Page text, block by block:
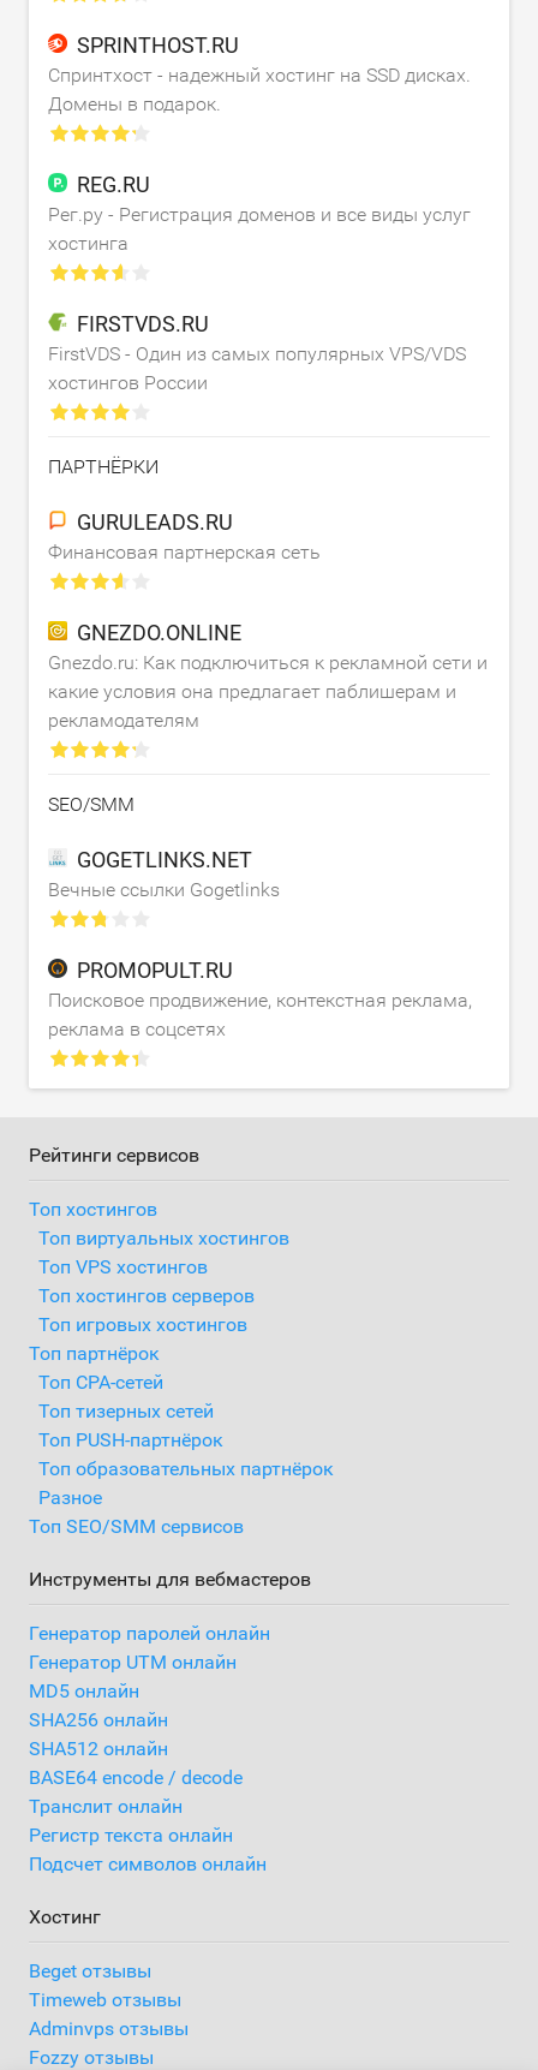
SPRINTHOST.RU
Спринтхост - надежный хостинг на SSD дисках.
Домены в подарок.
REG.RU
Рег.ру - Регистрация доменов и все виды услуг
хостинга
FIRSTVDS.RU
FirstVDS - Один из самых популярных VPS/VDS
хостингов России
ПАРТНЁРКИ
GURULEADS.RU
Финансовая партнерская сеть
GNEZDO.ONLINE
Gnezdo.ru: Как подключиться к рекламной сети и
какие условия она предлагает паблишерам и
рекламодателям
SEO/SMM
GOGETLINKS.NET
Вечные ссылки Gogetlinks
PROMOPULT.RU
Поисковое продвижение, контекстная реклама,
реклама в соцсетях
Рейтинги сервисов
Топ хостингов
Топ виртуальных хостингов
Топ VPS хостингов
Топ хостингов серверов
Топ игровых хостингов
Топ партнёрок
Топ CPA-сетей
Топ тизерных сетей
Топ PUSH-партнёрок
Топ образовательных партнёрок
Разное
Топ SEO/SMM сервисов
Инструменты для вебмастеров
Генератор паролей онлайн
Генератор UTM онлайн
MD5 онлайн
SHA256 онлайн
SHA512 онлайн
BASE64 encode / decode
Транслит онлайн
Регистр текста онлайн
Подсчет символов онлайн
Хостинг
Beget отзывы
Timeweb отзывы
Adminvps отзывы
Fozzy отзывы